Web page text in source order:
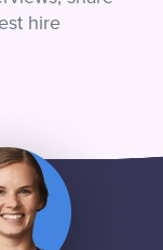
hire